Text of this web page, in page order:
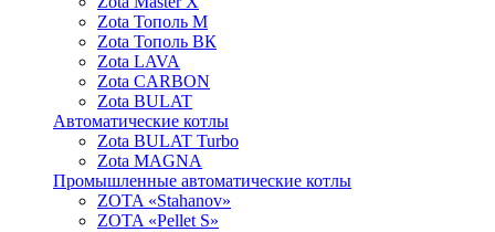
Zota Тополь М
Zota Тополь ВК
Zota LAVA
Zota CARBON
Zota BULAT
Автоматические котлы
Zota BULAT Turbo
Zota MAGNA
Промышленные автоматические котлы
ZOTA «Stahanov»
ZOTA «Pellet S»